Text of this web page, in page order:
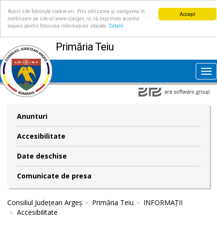
Accept
Acest site folosește cookie-uri. Prin utilizarea și navigarea în
continuare pe site-ul www.cjarges.ro, vă exprimați acordul
expres pentru folosirea informațiilor stocate.
Detalii
Primăria Teiu
Anunturi
Accesibilitate
Date deschise
Comunicate de presa
Consiliul Județean Argeș Primăria Teiu
INFORMAȚII
Accesibilitate